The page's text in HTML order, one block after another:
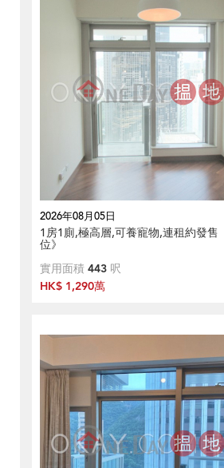
2026年08月05日
1房1廁,極高層,可養寵物,連租約發售
位》
實用面積 443 呎
HK$ 1,290萬